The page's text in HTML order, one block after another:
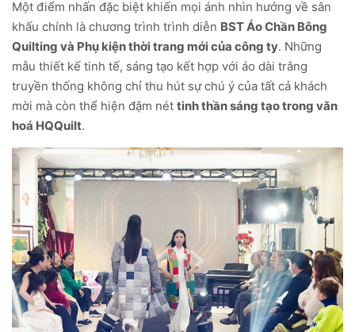
Một điểm nhấn đặc biệt khiến mọi ánh nhìn hướng về sân
khấu chính là chương trình trình diễn BST Áo Chần Bông
Quilting và Phụ kiện thời trang mới của công ty. Những
mẫu thiết kế tinh tế, sáng tạo kết hợp với áo dài trắng
truyền thống không chỉ thu hút sự chú ý của tất cả khách
mời mà còn thể hiện đậm nét tinh thần sáng tạo trong văn
hoá HQQuilt.